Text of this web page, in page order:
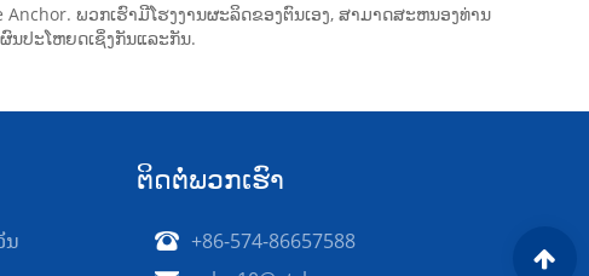
ພວກເຮົາມີໂຮງງານຜະລິດຂອງຕົນເອງ, ສາມາດສະຫນອງທ່ານ
ປະໂຫຍດເຊິ່ງກັນແລະກັນ.
ນ
ຕິດ​ຕໍ່​ພວກ​ເຮົາ
+86-574-86657588